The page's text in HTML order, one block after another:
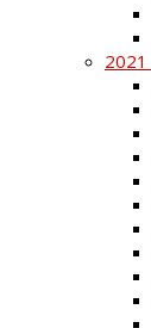
2021